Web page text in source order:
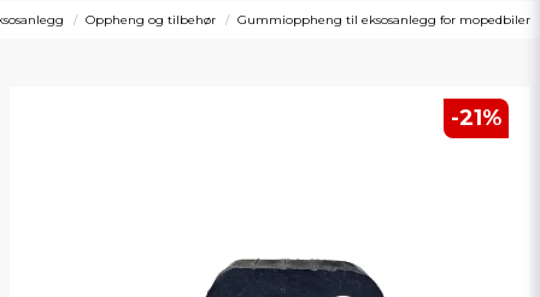
Oppheng og tilbehør Gummioppheng til eksosanlegg for mopedbiler
-21%